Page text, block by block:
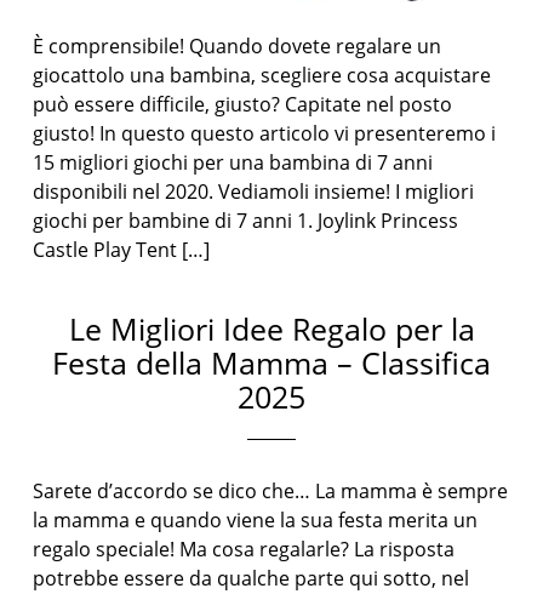
È comprensibile! Quando dovete regalare un
giocattolo una bambina, scegliere cosa acquistare
può essere difficile, giusto? Capitate nel posto
giusto! In questo questo articolo vi presenteremo i
15 migliori giochi per una bambina di 7 anni
disponibili nel 2020. Vediamoli insieme! I migliori
giochi per bambine di 7 anni 1. Joylink Princess
Castle Play Tent […]
Le Migliori Idee Regalo per la
Festa della Mamma – Classifica
2025
Sarete d’accordo se dico che… La mamma è sempre
la mamma e quando viene la sua festa merita un
regalo speciale! Ma cosa regalarle? La risposta
potrebbe essere da qualche parte qui sotto, nel